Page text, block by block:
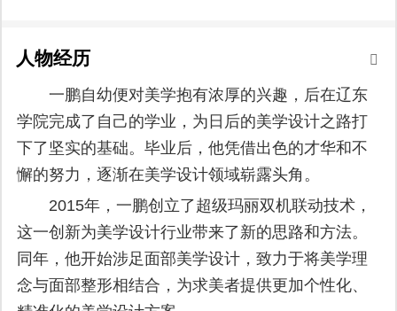
人物经历
一鹏自幼便对美学抱有浓厚的兴趣，后在辽东
学院完成了自己的学业，为日后的美学设计之路打
下了坚实的基础。毕业后，他凭借出色的才华和不
懈的努力，逐渐在美学设计领域崭露头角。
2015年，一鹏创立了超级玛丽双机联动技术，
这一创新为美学设计行业带来了新的思路和方法。
同年，他开始涉足面部美学设计，致力于将美学理
念与面部整形相结合，为求美者提供更加个性化、